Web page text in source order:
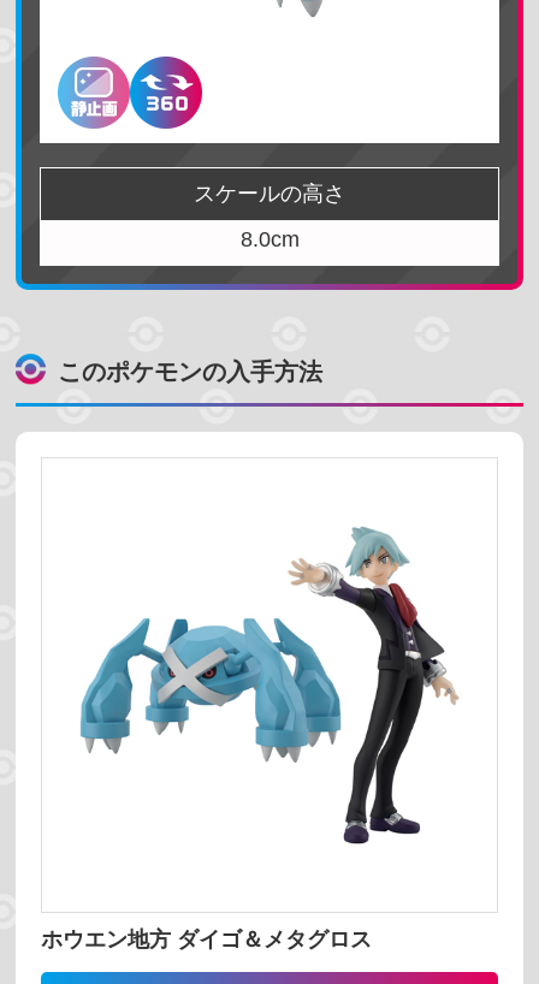
ジョウト地方
ホウエン地方
カロス地方 アローラ地方
パルデア地方
ヒスイ地方
プレミアムバンダイ ポケモンセンター
コンビニ スーパーマーケット
予約受付中
発売時期
名前 降順
スケールの高さ
8.0cm
このポケモンの入手方法
ホウエン地方 ダイゴ＆メタグロス